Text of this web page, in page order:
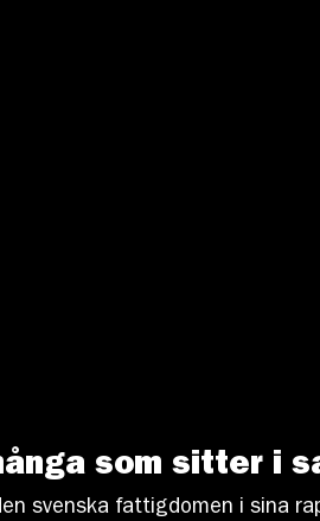
som sitter i
svenska fattigdomen i sina